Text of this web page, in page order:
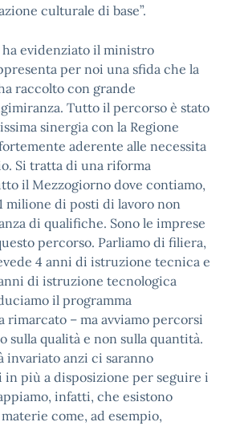
culturale di base”.
ha evidenziato il ministro
per noi una sfida che la
raccolto con grande
Tutto il percorso è stato
sinergia con la Regione
aderente alle necessita
Si tratta di una riforma
il Mezzogiorno dove contiamo,
milione di posti di lavoro non
di qualifiche. Sono le imprese
percorso. Parliamo di filiera,
4 anni di istruzione tecnica e
di istruzione tecnologica
il programma
rimarcato – ma avviamo percorsi
sulla qualità e non sulla quantità.
invariato anzi ci saranno
più a disposizione per seguire i
infatti, che esistono
come, ad esempio,